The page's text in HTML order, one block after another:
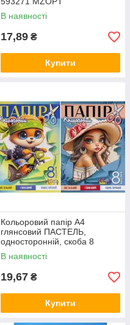
В наявності
17,89 ₴
Купити
Кольоровий папір А4
глянсовий ПАСТЕЛЬ,
односторонній, скоба 8
аркушів "Мандарин" 235486
MZOPT
В наявності
19,67 ₴
Купити